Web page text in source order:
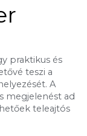
praktikus és
teszi a
A
megjelenést ad
teleajtós